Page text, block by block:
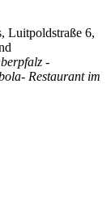
Luitpoldstraße 6,
-
Restaurant im